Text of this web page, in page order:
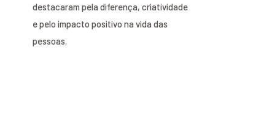
destacaram pela diferença, criatividade
e pelo impacto positivo na vida das
pessoas.